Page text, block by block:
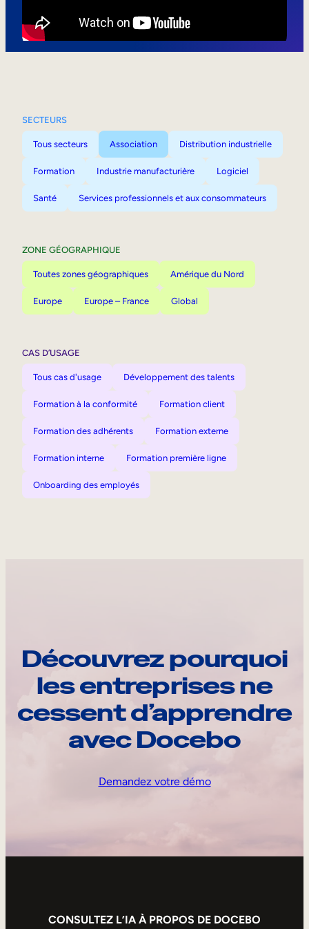
SECTEURS
Tous secteurs Association Distribution industrielle
Formation Industrie manufacturière Logiciel
Santé Services professionnels et aux consommateurs
ZONE GÉOGRAPHIQUE
Toutes zones géographiques Amérique du Nord
Europe Europe – France Global
CAS D’USAGE
Tous cas d'usage Développement des talents
Formation à la conformité Formation client
Formation des adhérents Formation externe
Formation interne Formation première ligne
Onboarding des employés
Découvrez pourquoi
les entreprises ne
cessent d’apprendre
avec Docebo
Demandez votre démo
CONSULTEZ L’IA À PROPOS DE DOCEBO